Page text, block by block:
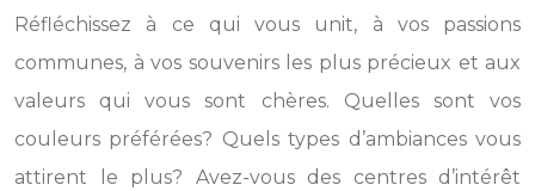
Réfléchissez à ce qui vous unit, à vos passions
communes, à vos souvenirs les plus précieux et aux
valeurs qui vous sont chères. Quelles sont vos
couleurs préférées? Quels types d’ambiances vous
attirent le plus? Avez-vous des centres d’intérêt